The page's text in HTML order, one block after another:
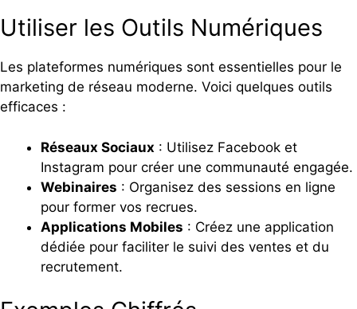
Utiliser les Outils Numériques
Les plateformes numériques sont essentielles pour le
marketing de réseau moderne. Voici quelques outils
efficaces :
Réseaux Sociaux : Utilisez Facebook et
Instagram pour créer une communauté engagée.
Webinaires : Organisez des sessions en ligne
pour former vos recrues.
Applications Mobiles : Créez une application
dédiée pour faciliter le suivi des ventes et du
recrutement.